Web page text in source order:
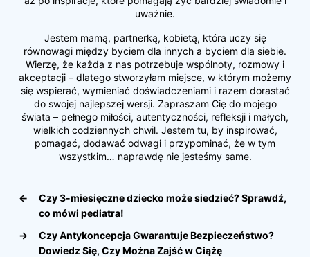
uważnie.
Jestem mamą, partnerką, kobietą, która uczy się
równowagi między byciem dla innych a byciem dla siebie.
Wierzę, że każda z nas potrzebuje wspólnoty, rozmowy i
akceptacji – dlatego stworzyłam miejsce, w którym możemy
się wspierać, wymieniać doświadczeniami i razem dorastać
do swojej najlepszej wersji. Zapraszam Cię do mojego
świata – pełnego miłości, autentyczności, refleksji i małych,
wielkich codziennych chwil. Jestem tu, by inspirować,
pomagać, dodawać odwagi i przypominać, że w tym
wszystkim… naprawdę nie jesteśmy same.
←
Czy 3-miesięczne dziecko może siedzieć? Sprawdź,
co mówi pediatra!
→
Czy Antykoncepcja Gwarantuje Bezpieczeństwo?
Dowiedz Się, Czy Można Zajść w Ciążę